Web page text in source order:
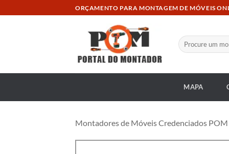
to
ORÇAMENTO PARA MONTAGEM DE MÓVEIS
Pesquisar
por:
MAPA
Montadores de Móveis Credenciados